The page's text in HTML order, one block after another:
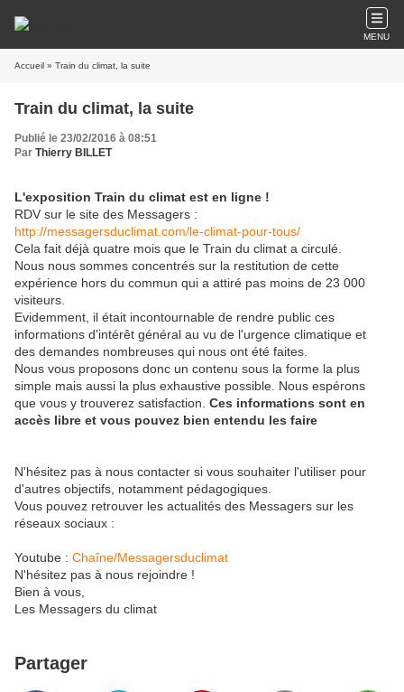
MENU
Accueil » Train du climat, la suite
Train du climat, la suite
Publié le 23/02/2016 à 08:51
Par Thierry BILLET
L'exposition Train du climat est en ligne !
RDV sur le site des Messagers :
http://messagersduclimat.com/le-climat-pour-tous/
Cela fait déjà quatre mois que le Train du climat a circulé.
Nous nous sommes concentrés sur la restitution de cette
expérience hors du commun qui a attiré pas moins de 23 000
visiteurs.
Evidemment, il était incontournable de rendre public ces
informations d'intérêt général au vu de l'urgence climatique et
des demandes nombreuses qui nous ont été faites.
Nous vous proposons donc un contenu sous la forme la plus
simple mais aussi la plus exhaustive possible. Nous espérons
que vous y trouverez satisfaction. Ces informations sont en
accès libre et vous pouvez bien entendu les faire
N'hésitez pas à nous contacter si vous souhaiter l'utiliser pour
d'autres objectifs, notamment pédagogiques.
Vous pouvez retrouver les actualités des Messagers sur les
réseaux sociaux :
Youtube : Chaîne/Messagersduclimat
N'hésitez pas à nous rejoindre !
Bien à vous,
Les Messagers du climat
Partager